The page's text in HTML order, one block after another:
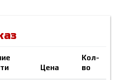
Цена
Кол-
во